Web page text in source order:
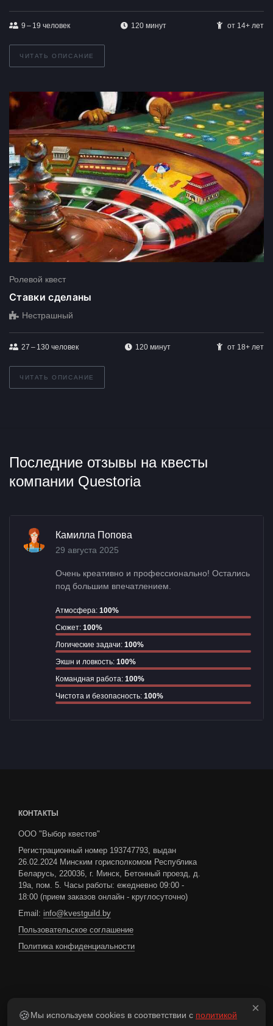
9 – 19 человек 120 минут от 14+ лет
ЧИТАТЬ ОПИСАНИЕ
Ролевой квест
Ставки сделаны
Нестрашный
27 – 130 человек 120 минут от 18+ лет
ЧИТАТЬ ОПИСАНИЕ
Последние отзывы на квесты
компании Questoria
Камилла Попова
29 августа 2025
Очень креативно и профессионально! Остались
под большим впечатлением.
Атмосфера: 100%
Сюжет: 100%
Логические задачи: 100%
Экшн и ловкость: 100%
Командная работа: 100%
Чистота и безопасность: 100%
КОНТАКТЫ
ООО "Выбор квестов"
Регистрационный номер 193747793, выдан
26.02.2024 Минским горисполкомом Республика
Беларусь, 220036, г. Минск, Бетонный проезд, д.
19а, пом. 5. Часы работы: ежедневно 09:00 -
18:00 (прием заказов онлайн - круглосуточно)
Email: info@kvestguild.by
Пользовательское соглашение
Политика конфиденциальности
текст и нажмите клавиши Ctrl + Enter ! ×
🍪Мы используем cookies в соответствии с политикой